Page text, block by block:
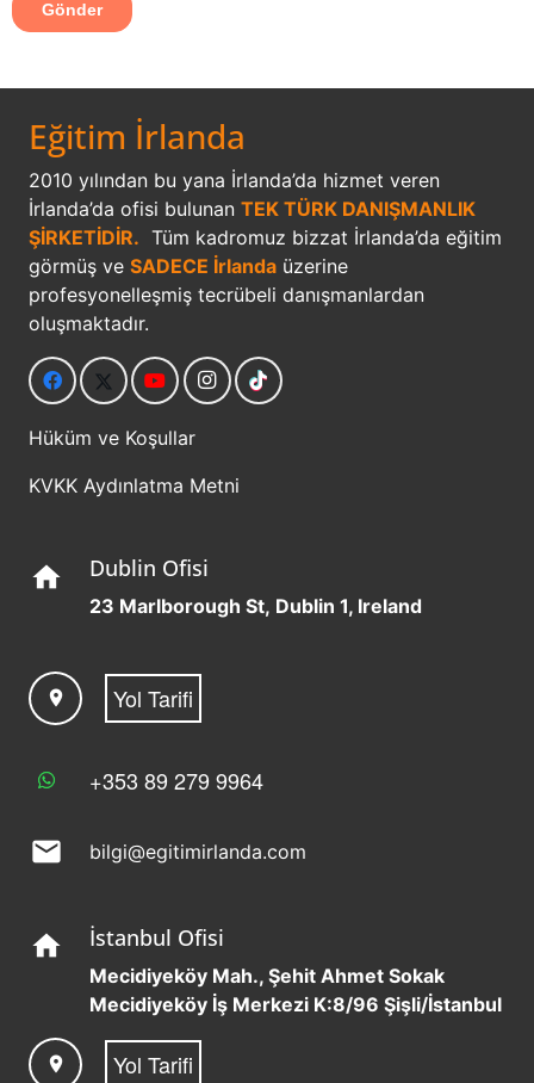
Eğitim İrlanda
2010 yılından bu yana İrlanda’da hizmet veren
İrlanda’da ofisi bulunan TEK TÜRK DANIŞMANLIK
ŞİRKETİDİR. Tüm kadromuz bizzat İrlanda’da eğitim
görmüş ve SADECE İrlanda üzerine
profesyonelleşmiş tecrübeli danışmanlardan
oluşmaktadır.
Hüküm ve Koşullar
KVKK Aydınlatma Metni
home Dublin Ofisi
23 Marlborough St, Dublin 1, Ireland
location_on Yol Tarifi
+353 89 279 9964
mail bilgi@egitimirlanda.com
home İstanbul Ofisi
Mecidiyeköy Mah., Şehit Ahmet Sokak
Mecidiyeköy İş Merkezi K:8/96 Şişli/İstanbul
location_on Yol Tarifi